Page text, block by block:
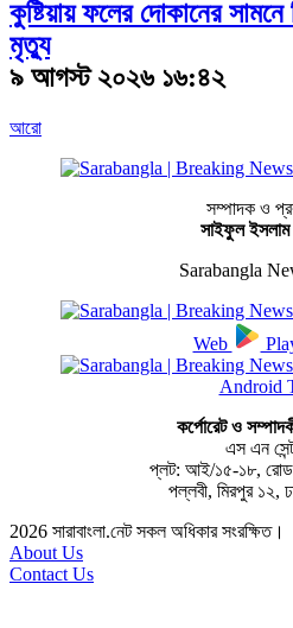
কুষ্টিয়ায় ফলের দোকানের সামনে
মৃত্যু
৯ আগস্ট ২০২৬ ১৬:৪২
আরো
সম্পাদক ও
সাইফুল ইসলাম
Sarabangla
Web
Android
কর্পোরেট ও
এস এন
প্লট: আই/১৫-১৮,
পল্লবী, মিরপুর ১২,
2026 সারাবাংলা.নেট সকল অধিকার সংরক্ষিত।
About Us
Contact Us